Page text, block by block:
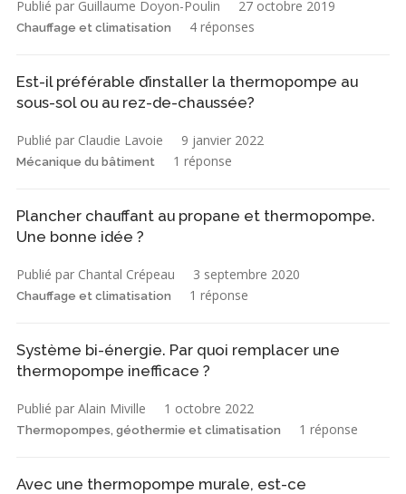
Publié par Guillaume Doyon-Poulin 27 octobre 2019
Chauffage et climatisation 4 réponses
Est-il préférable d’installer la thermopompe au
sous-sol ou au rez-de-chaussée?
Publié par Claudie Lavoie 9 janvier 2022
Mécanique du bâtiment 1 réponse
Plancher chauffant au propane et thermopompe.
Une bonne idée ?
Publié par Chantal Crépeau 3 septembre 2020
Chauffage et climatisation 1 réponse
Système bi-énergie. Par quoi remplacer une
thermopompe inefficace ?
Publié par Alain Miville 1 octobre 2022
Thermopompes, géothermie et climatisation 1 réponse
Avec une thermopompe murale, est-ce